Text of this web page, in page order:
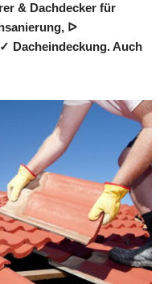
& Dachdecker für
ᐅ
Dacheindeckung. Auch